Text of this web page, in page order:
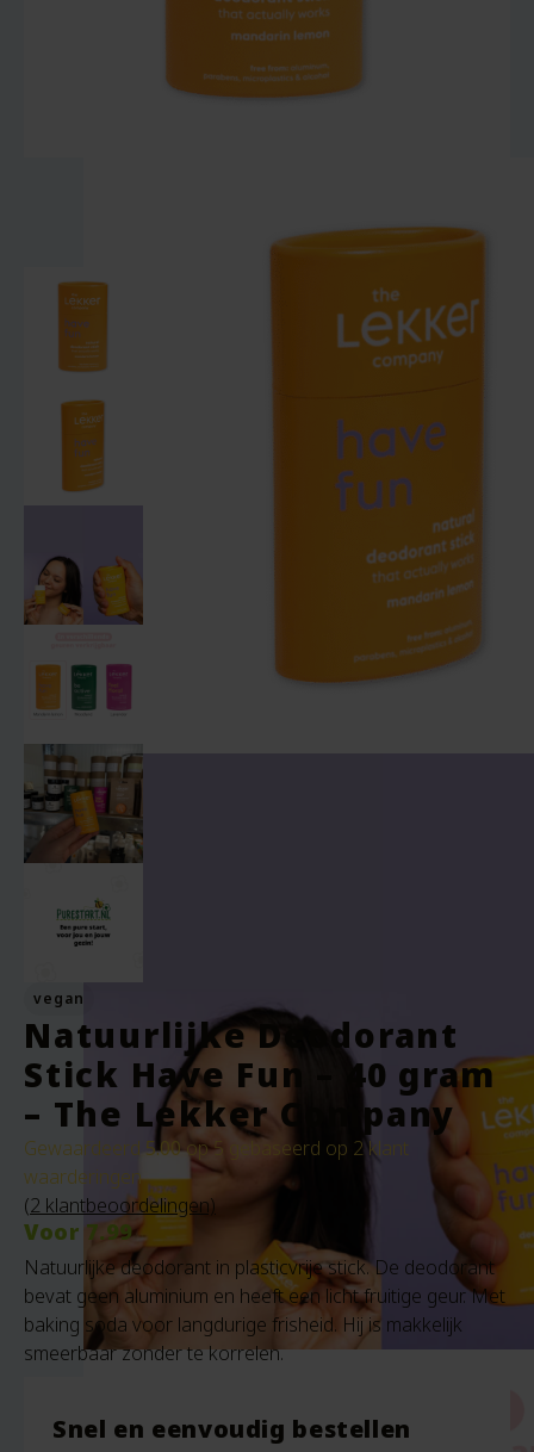
vegan
Natuurlijke Deodorant
Stick Have Fun – 40 gram
– The Lekker Company
Gewaardeerd 5.00op 5 gebaseerd op 2 klant
waarderingen
(2 klantbeoordelingen)
Voor7.99
Natuurlijke deodorant in plasticvrije stick. De deodorant
bevat geen aluminium en heeft een licht fruitige geur. Met
baking soda voor langdurige frisheid. Hij is makkelijk
smeerbaar zonder te korrelen.
Snel en eenvoudig bestellen